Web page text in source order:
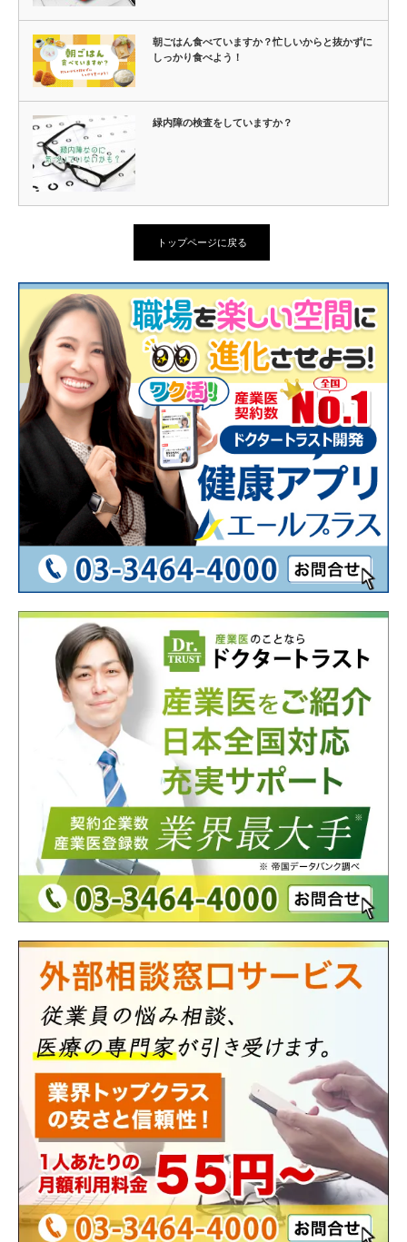
朝ごはん食べていますか？忙しいからと抜かずに
しっかり食べよう！
緑内障の検査をしていますか？
トップページに戻る